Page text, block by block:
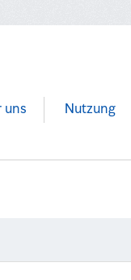
uns Nutzung